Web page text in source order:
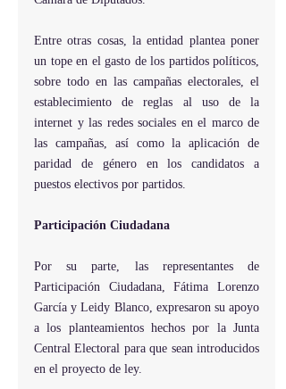
Entre otras cosas, la entidad plantea poner
un tope en el gasto de los partidos políticos,
sobre todo en las campañas electorales, el
establecimiento de reglas al uso de la
internet y las redes sociales en el marco de
las campañas, así como la aplicación de
paridad de género en los candidatos a
puestos electivos por partidos.
Participación Ciudadana
Por su parte, las representantes de
Participación Ciudadana, Fátima Lorenzo
García y Leidy Blanco, expresaron su apoyo
a los planteamientos hechos por la Junta
Central Electoral para que sean introducidos
en el proyecto de ley.